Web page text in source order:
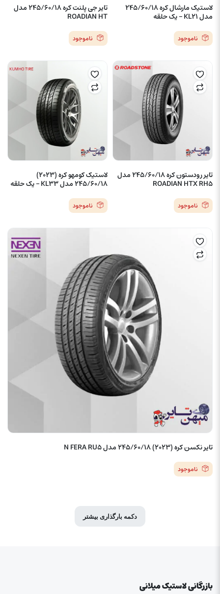
لاستیک مارشال کره 245/60/18
مدل KL21 – یک حلقه
ناموجود
تایر جی پلنت کره 245/60/18 مدل
ROADIAN HT
ناموجود
تایر رودستون کره 245/60/18 مدل
ROADIAN HTX RH5
ناموجود
لاستیک کومهو کره (2023)
245/60/18 مدل KL33 – یک حلقه
ناموجود
تایر نکسن کره (2023) 245/60/18 مدل N FERA RU5
ناموجود
دکمه بارگذاری بیشتر
بازرگانی لاستیک میلانی